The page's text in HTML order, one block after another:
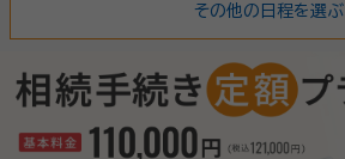
その他の日程を選ぶ